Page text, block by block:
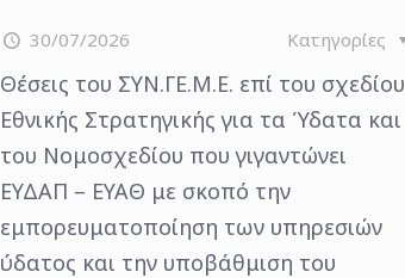
30/07/2026 Κατηγορίες
Θέσεις του ΣΥΝ.ΓΕ.Μ.Ε. επί του σχεδίου
Εθνικής Στρατηγικής για τα Ύδατα και
του Νομοσχεδίου που γιγαντώνει
ΕΥΔΑΠ – ΕΥΑΘ με σκοπό την
εμπορευματοποίηση των υπηρεσιών
ύδατος και την υποβάθμιση του